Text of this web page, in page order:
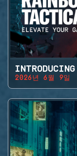
2026년 6월 9일